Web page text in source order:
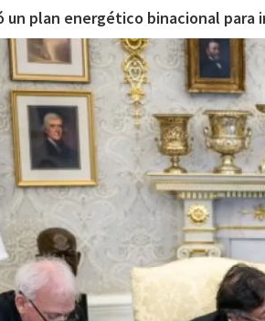
un plan energético binacional